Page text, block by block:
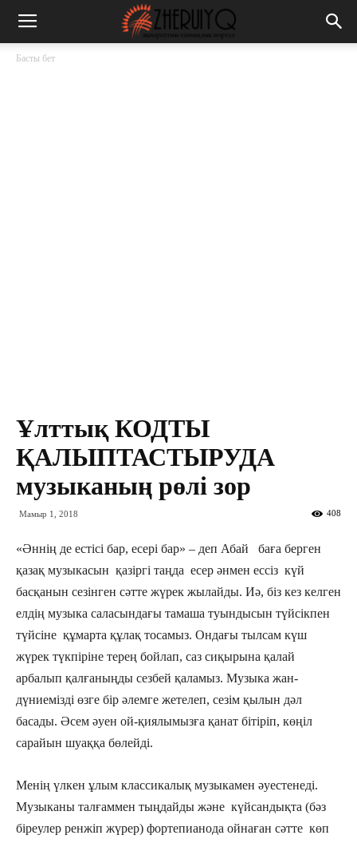
Басты бет
Ұлттық КОДТЫ
ҚАЛЫПТАСТЫРУДА
музыканың рөлі зор
Мамыр 1, 2018 408
«Әннің де естісі бар, есері бар» – деп Абай баға берген
қазақ музыкасын қазіргі таңда есер әнмен ессіз күй
басқанын сезінген сәтте жүрек жылайды. Иә, біз кез келген
елдің музыка саласындағы тамаша туындысын түйсікпен
түйсіне құмарта құлақ тосамыз. Ондағы тылсам күш
жүрек түкпіріне терең бойлап, саз сиқырына қалай
арбалып қалғаныңды сезбей қаламыз. Музыка жан-
дүниемізді өзге бір әлемге жетелеп, сезім қылын дәл
басады. Әсем әуен ой-қиялымызға қанат бітіріп, көңіл
сарайын шуаққа бөлейді.
Менің үлкен ұлым классикалық музыкамен әуестенеді.
Музыканы талғаммен тыңдайды және күйсандықта (бәз
біреулер ренжіп жүрер) фортепианода ойнаған сәтте көп